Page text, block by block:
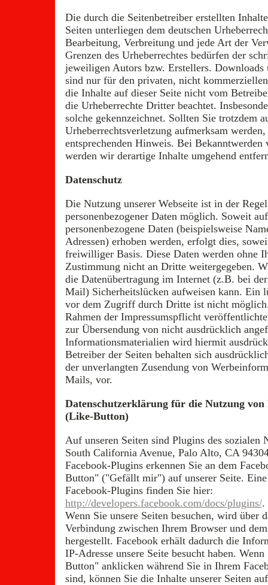
Die durch die Seitenbetreiber erstellten
Seiten unterliegen dem deutschen
Bearbeitung, Verbreitung und jede Art der
Grenzen des Urheberrechtes bedürfen der
jeweiligen Autors bzw. Erstellers. Downloads
sind nur für den privaten, nicht
die Inhalte auf dieser Seite nicht vom
die Urheberrechte Dritter beachtet.
solche gekennzeichnet. Sollten Sie trotzdem
Urheberrechtsverletzung aufmerksam
entsprechenden Hinweis. Bei Bekanntwerden
werden wir derartige Inhalte umgehend
Datenschutz
Die Nutzung unserer Webseite ist in der
personenbezogener Daten möglich. Soweit
personenbezogene Daten (beispielsweise
Adressen) erhoben werden, erfolgt dies,
freiwilliger Basis. Diese Daten werden ohne
Zustimmung nicht an Dritte weitergegeben.
die Datenübertragung im Internet (z.B. bei
Mail) Sicherheitslücken aufweisen kann. Ein
vor dem Zugriff durch Dritte ist nicht
Rahmen der Impressumspflicht
zur Übersendung von nicht ausdrücklich
Informationsmaterialien wird hiermit
Betreiber der Seiten behalten sich
der unverlangten Zusendung von
Mails, vor.
Datenschutzerklärung für die Nutzung von
(Like-Button)
Auf unseren Seiten sind Plugins des sozialen
South California Avenue, Palo Alto, CA
Facebook-Plugins erkennen Sie an dem
Button" ("Gefällt mir") auf unserer Seite.
Facebook-Plugins finden Sie hier:
http://developers.facebook.com/docs/plugins/.
Wenn Sie unsere Seiten besuchen, wird über
Verbindung zwischen Ihrem Browser und
hergestellt. Facebook erhält dadurch die
IP-Adresse unsere Seite besucht haben.
Button" anklicken während Sie in Ihrem
sind, können Sie die Inhalte unserer Seiten